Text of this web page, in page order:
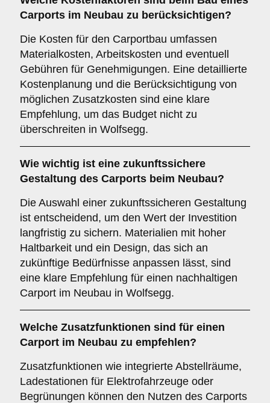
Carports im Neubau zu berücksichtigen?
Die Kosten für den Carportbau umfassen
Materialkosten, Arbeitskosten und eventuell
Gebühren für Genehmigungen. Eine detaillierte
Kostenplanung und die Berücksichtigung von
möglichen Zusatzkosten sind eine klare
Empfehlung, um das Budget nicht zu
überschreiten in Wolfsegg.
Wie wichtig ist eine zukunftssichere
Gestaltung des Carports beim Neubau?
Die Auswahl einer zukunftssicheren Gestaltung
ist entscheidend, um den Wert der Investition
langfristig zu sichern. Materialien mit hoher
Haltbarkeit und ein Design, das sich an
zukünftige Bedürfnisse anpassen lässt, sind
eine klare Empfehlung für einen nachhaltigen
Carport im Neubau in Wolfsegg.
Welche Zusatzfunktionen sind für einen
Carport im Neubau zu empfehlen?
Zusatzfunktionen wie integrierte Abstellräume,
Ladestationen für Elektrofahrzeuge oder
Begrünungen können den Nutzen des Carports